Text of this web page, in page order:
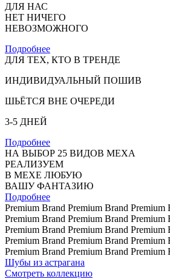
ДЛЯ НАС
НЕТ НИЧЕГО
НЕВОЗМОЖНОГО
Подробнее
ДЛЯ ТЕХ, КТО В ТРЕНДЕ
ИНДИВИДУАЛЬНЫЙ ПОШИВ
ШЬЁТСЯ ВНЕ ОЧЕРЕДИ
3-5 ДНЕЙ
Подробнее
НА ВЫБОР 25 ВИДОВ МЕХА
РЕАЛИЗУЕМ
В МЕХЕ ЛЮБУЮ
ВАШУ ФАНТАЗИЮ
Подробнее
Premium Brand Premium Brand Premium
Premium Brand Premium Brand Premium
Premium Brand Premium Brand Premium
Premium Brand Premium Brand Premium
Premium Brand Premium Brand Premium
Шубы из астрагана
Смотреть коллекцию